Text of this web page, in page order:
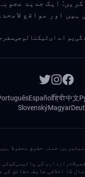
ایک جدید
ہیں اور مواقع
یو اے ایٹیکنالوجیسفر
中文
हिंदी
Español
Magyar
Slovenský
جملہ حقوق محفوظ ہیں
رازداری کی پالیسیکوکی
کا اخلاقی ضابطہ حقائق کی